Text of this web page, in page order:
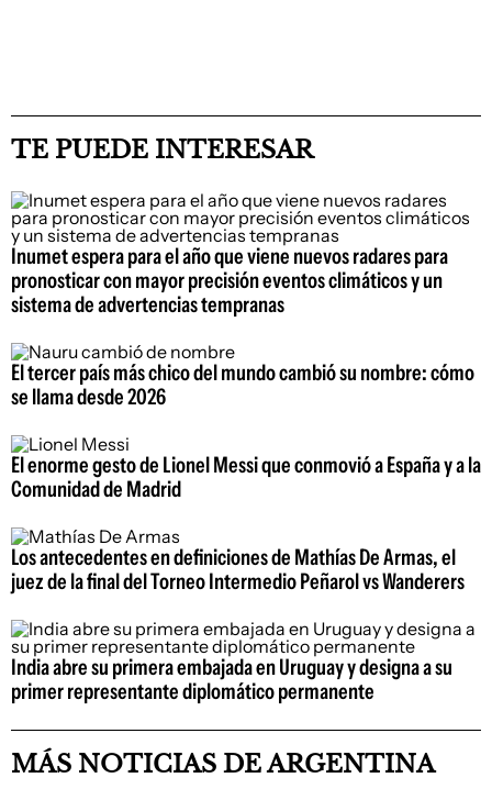
TE PUEDE INTERESAR
Inumet espera para el año que viene nuevos radares para
pronosticar con mayor precisión eventos climáticos y un
sistema de advertencias tempranas
El tercer país más chico del mundo cambió su nombre: cómo
se llama desde 2026
El enorme gesto de Lionel Messi que conmovió a España y a la
Comunidad de Madrid
Los antecedentes en definiciones de Mathías De Armas, el
juez de la final del Torneo Intermedio Peñarol vs Wanderers
India abre su primera embajada en Uruguay y designa a su
primer representante diplomático permanente
MÁS NOTICIAS DE ARGENTINA